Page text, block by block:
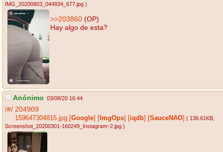
IMG_20200803_044834_677.jpg )
>>203860 (OP)
Hay algo de esta?
Anónimo 03/08/20 16:44
/#/ 204909
159647304815.jpg [Google] [ ImgOps] [iqdb] [SauceNAO] ( 136.61KB
Screenshot_20200301-160249_Instagram~2.jpg )